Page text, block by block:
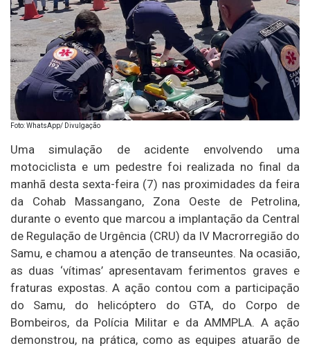
Foto: WhatsApp/ Divulgação
Uma simulação de acidente envolvendo uma
motociclista e um pedestre foi realizada no final da
manhã desta sexta-feira (7) nas proximidades da feira
da Cohab Massangano, Zona Oeste de Petrolina,
durante o evento que marcou a implantação da Central
de Regulação de Urgência (CRU) da IV Macrorregião do
Samu, e chamou a atenção de transeuntes. Na ocasião,
as duas ‘vítimas’ apresentavam ferimentos graves e
fraturas expostas. A ação contou com a participação
do Samu, do helicóptero do GTA, do Corpo de
Bombeiros, da Polícia Militar e da AMMPLA. A ação
demonstrou, na prática, como as equipes atuarão de